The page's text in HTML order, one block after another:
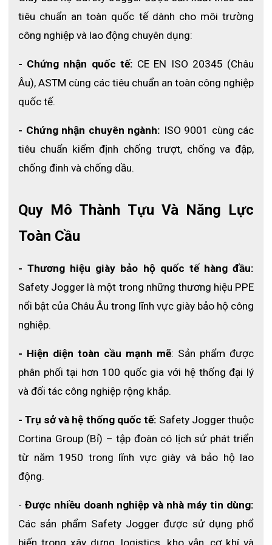
➣ Giày không có miếng lót nhưng người dùng có thể mua thêm
miếng lót đệm chân bên ngoài gắn vào nếu có nhu cầu.
➣ Sản phẩm được thiết kế với nhiều màu sắc để người tiêu
Xem thêm: Các sản phẩm bảo hộ phòng sạch chất lượng tại
ECO3D
● Các chuyên gia chăm sóc sức khỏe
● Nhân viên giặt là
● Y tá và điều dưỡng
● Chăm sóc sức khỏe và sắc đẹp
TÍNH NĂNG NỔI BẬT CỦA GIÀY PHÒNG SẠCH JOGGER
SONIC
tĩnh điện ESD để ngăn chặn tích điện và giảm nguy cơ phóng
điện trong môi trường sạch.
✔ Giày Sonic được thiết kế không có chất phụ gia như sợi, chất
nhuộm hay hóa chất có thể gây ô nhiễm trong môi trường
phòng sạch.
✔ Sản phẩm có chức năng không bám bụi để ngăn chặn các
hát bụi và vi khuẩn len lỏi vào làm ô nhiễm phòng sạch.
✔ Giày có thể khử trùng bằng hóa chất và tia cực tím, đơn giản
tiêu chuẩn an toàn quốc tế dành cho môi trường
công nghiệp và lao động chuyên dụng:
- Chứng nhận quốc tế: CE EN ISO 20345 (Châu
Âu), ASTM cùng các tiêu chuẩn an toàn công nghiệp
quốc tế.
- Chứng nhận chuyên ngành: ISO 9001 cùng các
tiêu chuẩn kiểm định chống trượt, chống va đập,
chống đinh và chống dầu.
Quy Mô Thành Tựu Và Năng Lực
Toàn Cầu
- Thương hiệu giày bảo hộ quốc tế hàng đầu:
Safety Jogger là một trong những thương hiệu PPE
nổi bật của Châu Âu trong lĩnh vực giày bảo hộ công
nghiệp.
- Hiện diện toàn cầu mạnh mẽ: Sản phẩm được
phân phối tại hơn 100 quốc gia với hệ thống đại lý
và đối tác công nghiệp rộng khắp.
- Trụ sở và hệ thống quốc tế: Safety Jogger thuộc
Cortina Group (Bỉ) – tập đoàn có lịch sử phát triển
từ năm 1950 trong lĩnh vực giày và bảo hộ lao
động.
- Được nhiều doanh nghiệp và nhà máy tin dùng:
Các sản phẩm Safety Jogger được sử dụng phổ
biến trong xây dựng, logistics, kho vận, cơ khí và